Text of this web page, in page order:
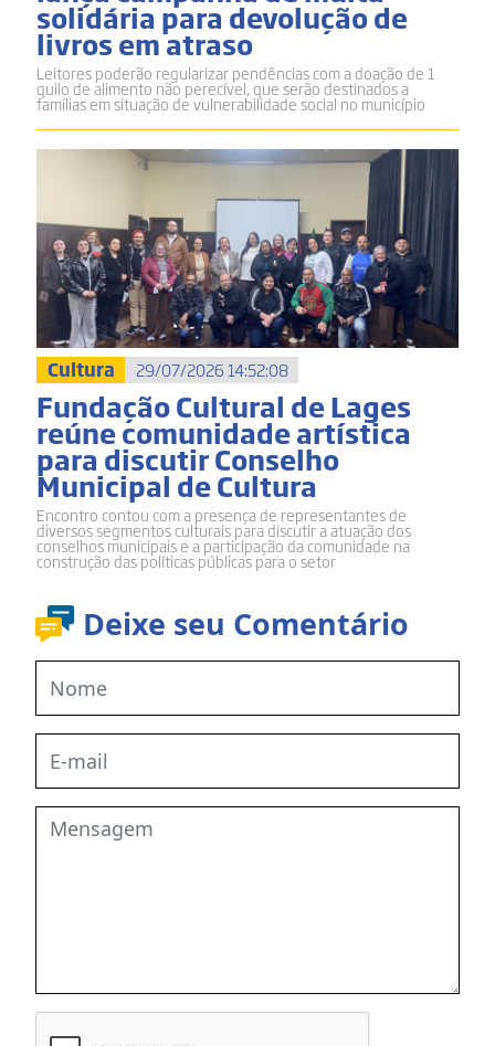
Deixe seu Comentário
solidária para devolução de
livros em atraso
Leitores poderão regularizar pendências com a doação de 1
quilo de alimento não perecível, que serão destinados a
famílias em situação de vulnerabilidade social no município
Cultura 29/07/2026 14:52:08
Fundação Cultural de Lages
reúne comunidade artística
para discutir Conselho
Municipal de Cultura
Encontro contou com a presença de representantes de
diversos segmentos culturais para discutir a atuação dos
conselhos municipais e a participação da comunidade na
construção das políticas públicas para o setor